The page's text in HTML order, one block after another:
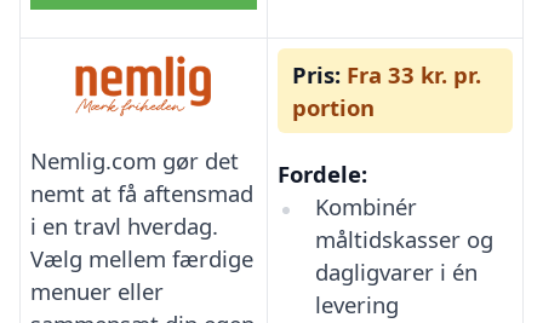
Nemlig.com gør det
nemt at få aftensmad
i en travl hverdag.
Vælg mellem færdige
menuer eller
Pris: Fra 33 kr. pr.
portion
Fordele:
Kombinér
måltidskasser og
dagligvarer i én
levering